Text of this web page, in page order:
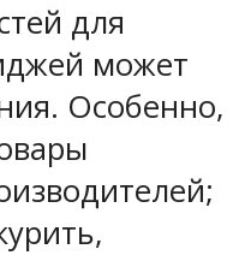
для
может
Особенно,